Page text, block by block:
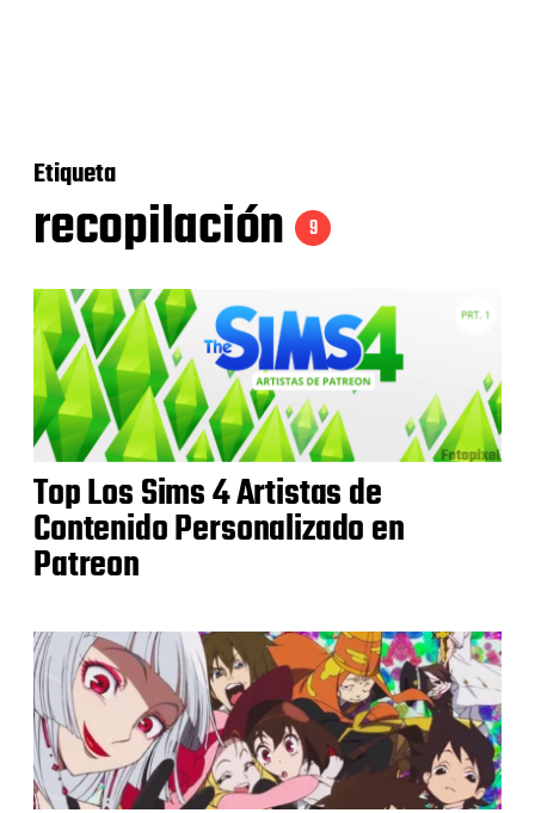
Etiqueta
recopilación 9
Top Los Sims 4 Artistas de
Contenido Personalizado en
Patreon